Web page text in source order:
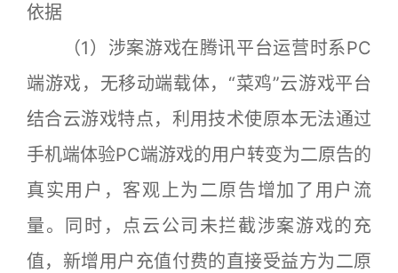
依据
（1）涉案游戏在腾讯平台运营时系PC
端游戏，无移动端载体，“菜鸡”云游戏平台
结合云游戏特点，利用技术使原本无法通过
手机端体验PC端游戏的用户转变为二原告的
真实用户，客观上为二原告增加了用户流
量。同时，点云公司未拦截涉案游戏的充
值，新增用户充值付费的直接受益方为二原